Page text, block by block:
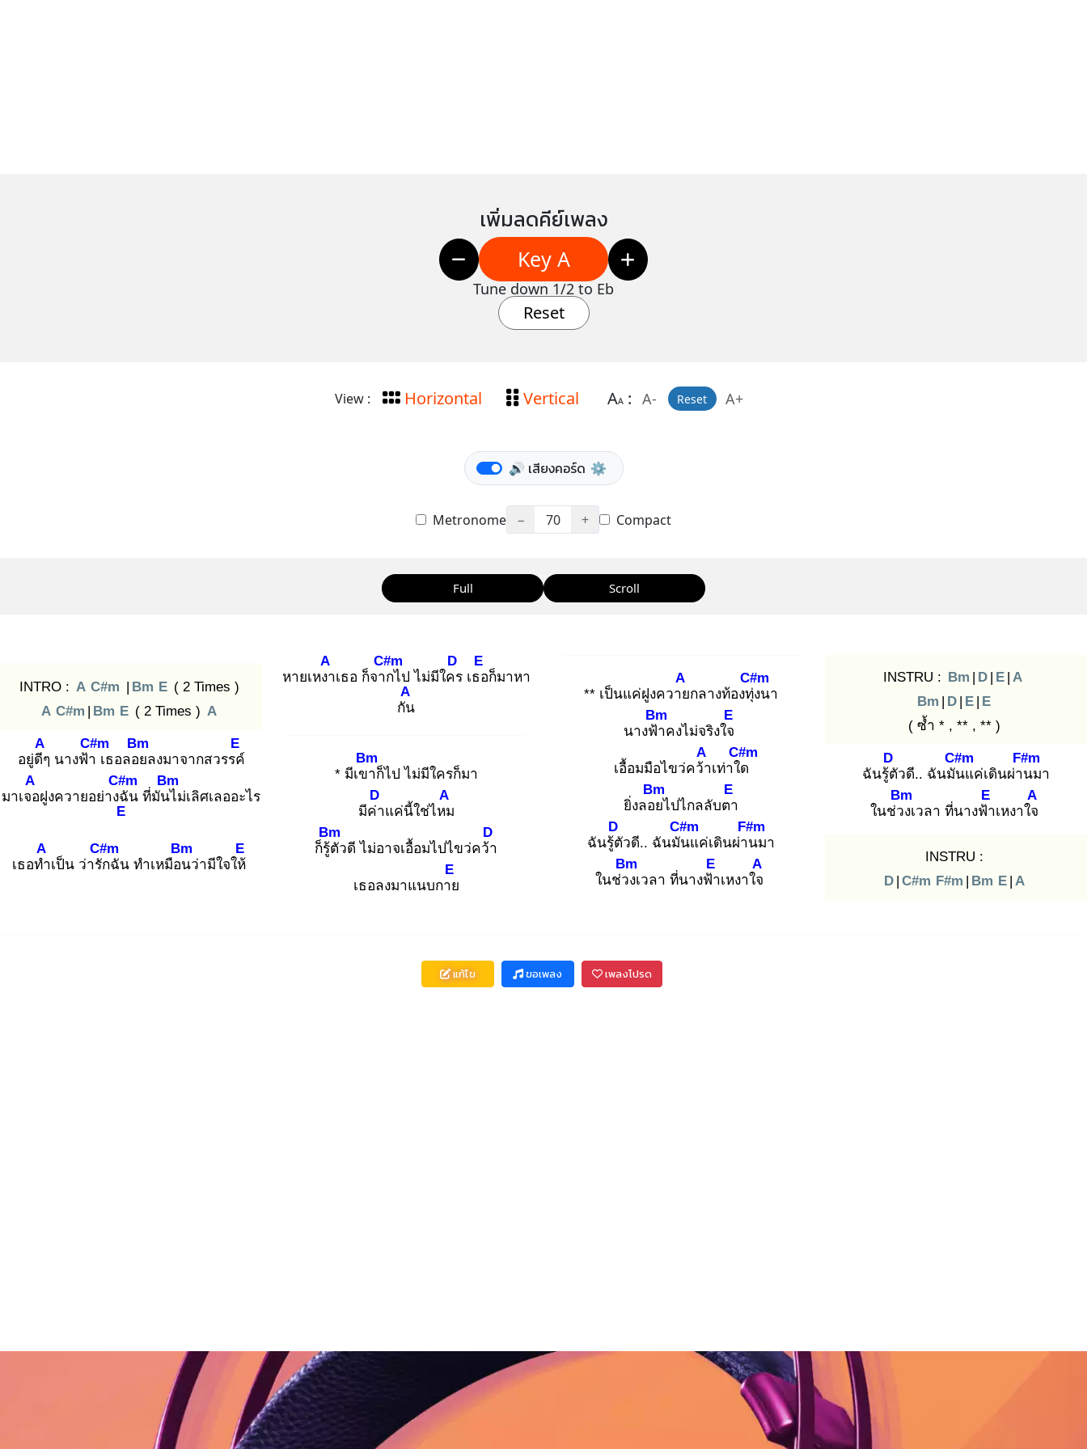
เพิ่มลดคีย์เพลง
Key A
Tune down 1/2 to Eb
Reset
View : Horizontal Vertical AA: A- Reset A+
🔊 เสียงคอร์ด ⚙️
Metronome − 70 + Compact
Full Scroll
INTRO : A C#m | Bm E ( 2 Times )
A C#m | Bm E ( 2 Times ) A
อยู่ดีๆ
A
นางฟ้า
C#m
เธอลอย
Bm
ลงมาจากสวรรค์
E
มาเจอ
A
ฝูงควายอย่างฉั
C#m
น ที่มันไ
Bm
ม่เลิศเลออะไร
E
เธอทำ
A
เป็น ว่ารัก
C#m
ฉัน ทำเหมือน
Bm
ว่ามีใจให้
E
หายเหงา
A
เธอ ก็จาก
C#m
ไป ไม่มีใคร
D
เธอ
E
ก็มาหา
กัน
A
* มีเขา
Bm
ก็ไป ไม่มีใครก็มา
มีค่า
D
แค่นี้ใช่ไหม
A
ก็รู้ตั
Bm
วดี ไม่อาจเอื้อมไปไขว่คว้า
D
เธอลงมาแนบกาย
E
** เป็นแค่ฝูงควาย
A
กลางท้องทุ่ง
C#m
นา
นางฟ้า
Bm
คงไม่จริงใจ
E
เอื้อมมือไขว่คว้า
A
เท่าใด
C#m
ยิ่งลอย
Bm
ไปไกลลับตา
E
ฉันรู้ตั
D
วดี.. ฉันมัน
C#m
แค่เดินผ่าน
F#m
มา
ในช่วง
Bm
เวลา ที่นางฟ้า
E
เหงาใจ
A
INSTRU : Bm | D | E | A
Bm | D | E | E
( ซ้ำ * , ** , ** )
ฉันรู้ตั
D
วดี.. ฉันมัน
C#m
แค่เดินผ่าน
F#m
มา
ในช่วง
Bm
เวลา ที่นางฟ้า
E
เหงาใจ
A
INSTRU :
D | C#m F#m | Bm E | A
แก้ไข ขอเพลง เพลงโปรด